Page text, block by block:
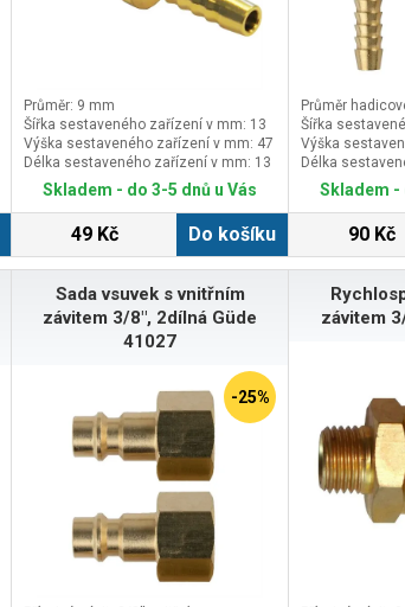
Průměr: 9 mm
Šířka sestaveného zařízení v mm: 13
Výška sestaveného zařízení v mm: 47
Délka sestaveného zařízení v mm: 13
Skladem - do 3-5 dnů u Vás
49 Kč Do košíku
Průměr
Šířka
Výška
Délka
Skladem -
90 Kč
Sada vsuvek s vnitřním
závitem 3/8", 2dílná Güde
41027
-25%
závitem